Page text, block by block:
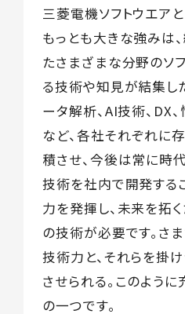
三菱電機ソフトウエア
もっとも大きな強みは
たさまざまな分野のソ
る技術や知見が結集し
ータ解析、AI技術、DX
など、各社それぞれに
積させ、今後は常に時
技術を社内で開発する
力を発揮し、未来を拓
の技術が必要です。さ
技術力と、それらを掛
させられる。このよう
の一つです。